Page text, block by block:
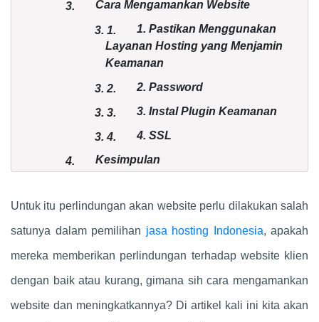
3. Cara Mengamankan Website
3. 1.
1. Pastikan Menggunakan
Layanan Hosting yang Menjamin
Keamanan
3. 2. 2. Password
3. 3. 3. Instal Plugin Keamanan
3.4. 4. SSL
4. Kesimpulan
Untuk itu perlindungan akan website perlu dilakukan salah
satunya dalam pemilihan jasa hosting Indonesia, apakah
mereka memberikan perlindungan terhadap website klien
dengan baik atau kurang, gimana sih cara mengamankan
website dan meningkatkannya? Di artikel kali ini kita akan